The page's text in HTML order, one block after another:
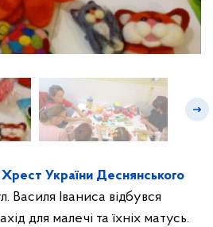
України Деснянського
Василя Іваниса відбувся
для малечі та їхніх матусь.